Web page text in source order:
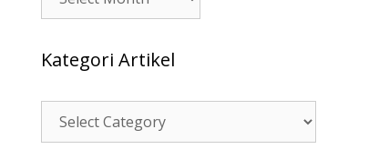
Kategori Artikel
Kategori
Artikel